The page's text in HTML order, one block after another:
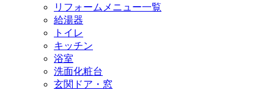
リフォームメニュー一覧
給湯器
トイレ
キッチン
浴室
洗面化粧台
玄関ドア・窓